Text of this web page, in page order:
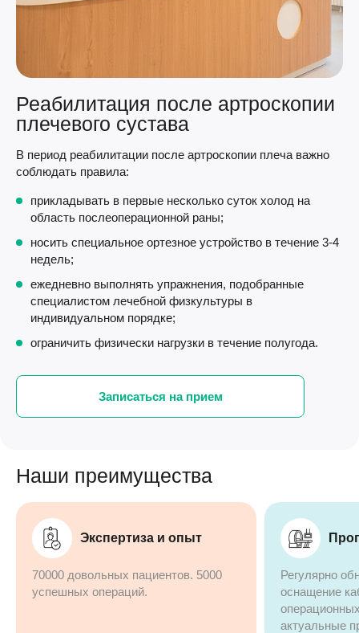
Реабилитация после артроскопии
плечевого сустава
В период реабилитации после артроскопии плеча важно
соблюдать правила:
прикладывать в первые несколько суток холод на
область послеоперационной раны;
носить специальное ортезное устройство в течение 3-4
недель;
ежедневно выполнять упражнения, подобранные
специалистом лечебной физкультуры в
индивидуальном порядке;
ограничить физически нагрузки в течение полугода.
Записаться на прием
Наши преимущества
Экспертиза и опыт
70000 довольных пациентов. 5000
успешных операций.
Регулярно
оснащение
актуальные